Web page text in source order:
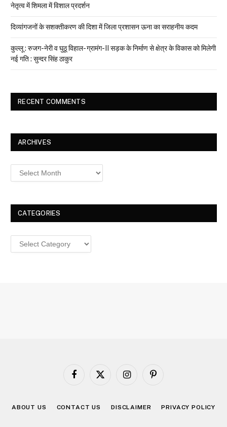
नेतृत्व में शिमला में विशाल प्रदर्शन
दिव्यांगजनों के सशक्तीकरण की दिशा में जिला प्रशासन ऊना का सराहनीय कदम
कुल्लू : रुजग-नेरी व घुठू विहाल- ग्रामंग-II सड़क के निर्माण से क्षेत्र के विकास को मिलेगी
नई गति : सुन्दर सिंह ठाकुर
RECENT COMMENTS
ARCHIVES
Archives
CATEGORIES
Categories
Facebook
X
InstagramPinterest
ABOUT US CONTACT US DISCLAIMER PRIVACY POLICY